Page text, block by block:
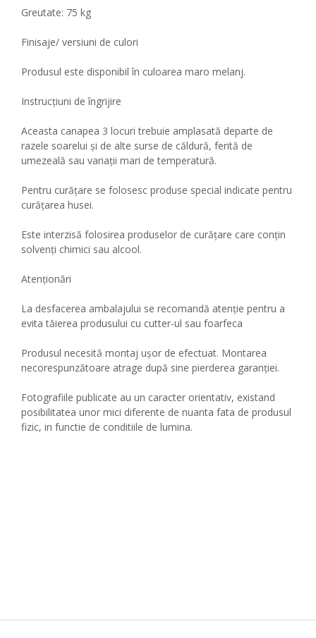
Greutate: 75 kg
Finisaje/ versiuni de culori
Produsul este disponibil în culoarea maro melanj.
Instrucțiuni de îngrijire
Aceasta canapea 3 locuri trebuie amplasată departe de
razele soarelui și de alte surse de căldură, ferită de
umezeală sau variații mari de temperatură.
Pentru curățare se folosesc produse special indicate pentru
curățarea husei.
Este interzisă folosirea produselor de curăţare care conţin
solvenţi chimici sau alcool.
Atenționări
La desfacerea ambalajului se recomandă atenţie pentru a
evita tăierea produsului cu cutter-ul sau foarfeca
Produsul necesită montaj ușor de efectuat. Montarea
necorespunzătoare atrage după sine pierderea garanției.
Fotografiile publicate au un caracter orientativ, existand
posibilitatea unor mici diferente de nuanta fata de produsul
fizic, in functie de conditiile de lumina.